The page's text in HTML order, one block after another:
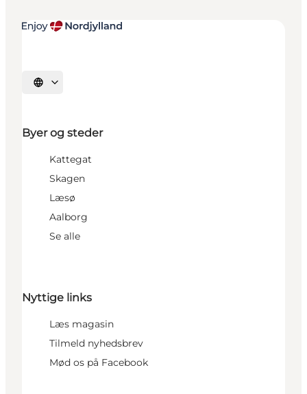
Vælg sprog
Byer og steder
Kattegat
Skagen
Læsø
Aalborg
Se alle
Nyttige links
Læs magasin
Tilmeld nyhedsbrev
Mød os på Facebook